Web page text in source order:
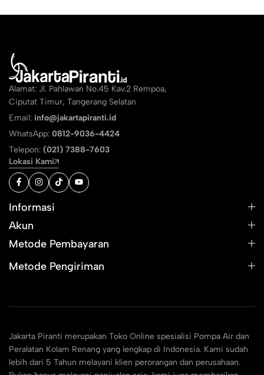
Alamat: Jl. Pahlawan No.45 Kav.2 Rempoa,
Ciputat Timur, Tangerang Selatan
Email: info@jakartapiranti.id
WhatsApp: 0812-9036-4424
Telepon: (021) 7388-7603
Lokasi Kami
Informasi
Akun
Metode Pembayaran
Metode Pengiriman
Jakarta Piranti merupakan Toko Online spesialisi Pompa Air dan
Peralatan Kolam Renang yang lengkap di Indonesia. Kami sudah
lebih dari 5 Tahun melayani klien perorangan dan perusahaan.